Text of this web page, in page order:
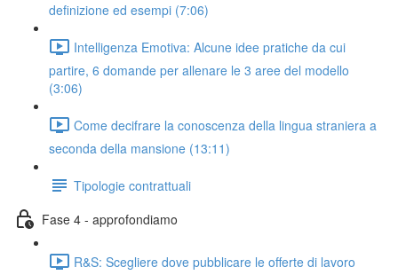
definizione ed esempi (7:06)
Intelligenza Emotiva: Alcune idee pratiche da cui
partire, 6 domande per allenare le 3 aree del modello
(3:06)
Come decifrare la conoscenza della lingua straniera a
seconda della mansione (13:11)
Tipologie contrattuali
Fase 4 - approfondiamo
R&S: Scegliere dove pubblicare le offerte di lavoro